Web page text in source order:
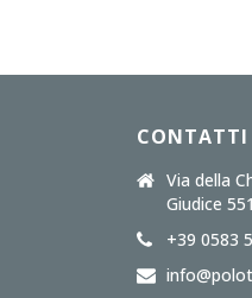
CONTATTI
Via della
Giudice
+39 0583